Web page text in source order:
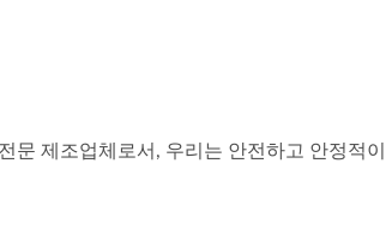
문 제조업체로서, 우리는 안전하고 안정적